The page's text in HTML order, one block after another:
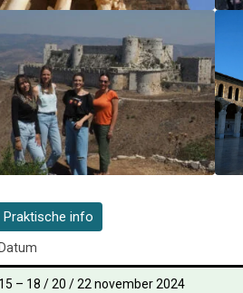
Praktische info
Datum
15 – 18 / 20 / 22 november 2024